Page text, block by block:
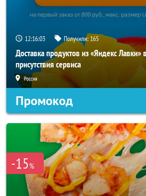
12:16:02 Получили: 165
Доставка продуктов из «Яндекс Лавки»
присутствия сервиса
Россия
Промокод
-15%